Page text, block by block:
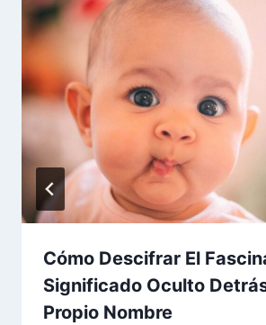
Cómo Descifrar El
Significado Oculto
Propio Nombre